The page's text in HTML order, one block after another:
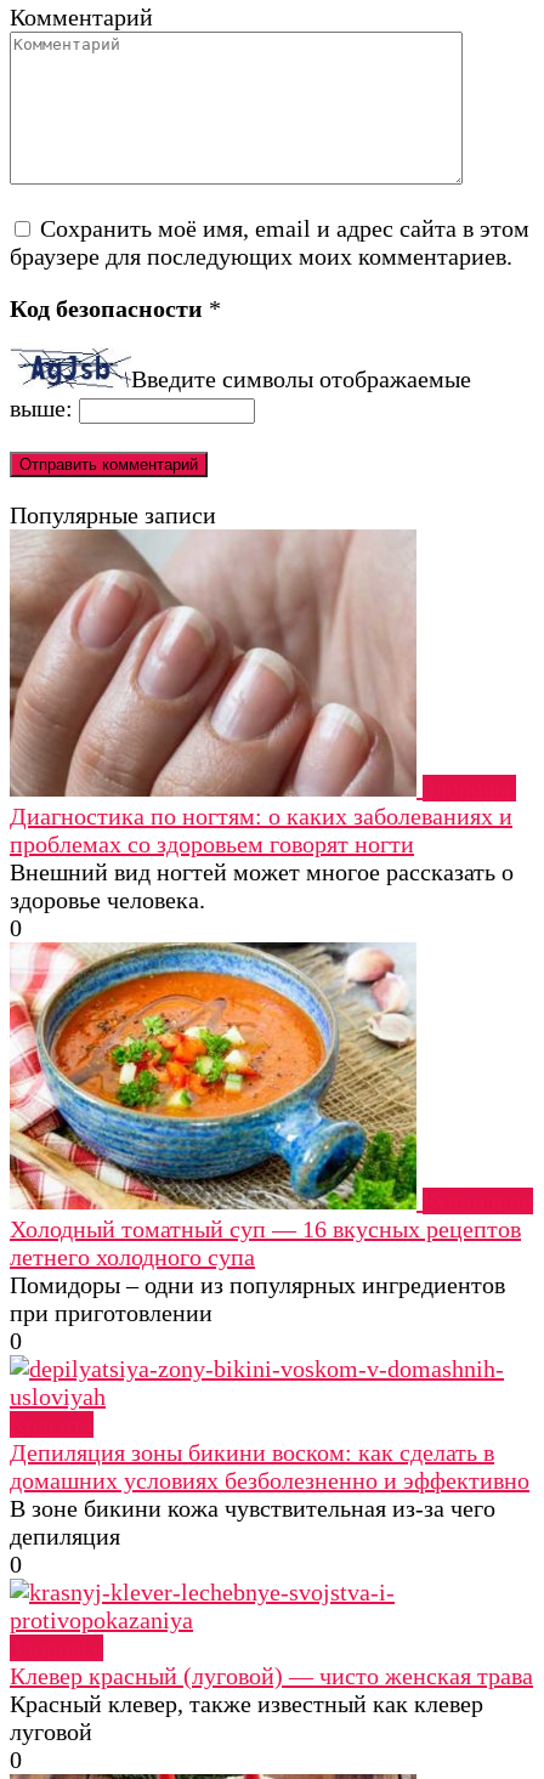
Комментарий
Сохранить моё имя, email и адрес сайта в этом
браузере для последующих моих комментариев.
Код безопасности *
Введите символы отображаемые
выше:
Популярные записи
Диагностика по ногтям: о каких заболеваниях и
проблемах со здоровьем говорят ногти
Внешний вид ногтей может многое рассказать о
здоровье человека.
0
Холодный томатный суп — 16 вкусных рецептов
летнего холодного супа
Помидоры – одни из популярных ингредиентов
при приготовлении
0
Депиляция зоны бикини воском: как сделать в
домашних условиях безболезненно и эффективно
В зоне бикини кожа чувствительная из-за чего
депиляция
0
Клевер красный (луговой) — чисто женская трава
Красный клевер, также известный как клевер
луговой
0